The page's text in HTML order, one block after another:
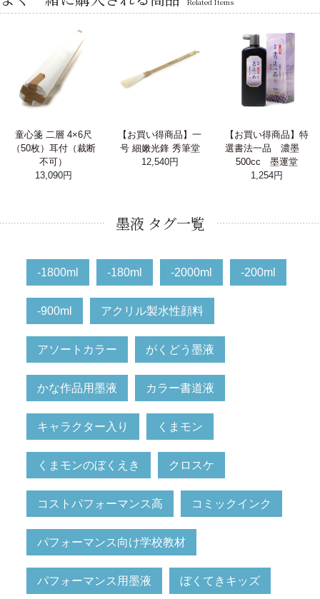
童心箋 二層 4×6尺
（50枚）耳付（裁断
不可）
13,090円
【お買い得商品】一
号 細嫩光鋒 秀筆堂
12,540円
【お買い得商品】特
選書法一品 濃墨
500cc 墨運堂
1,254円
墨液 タグ一覧
-1800ml -180ml -2000ml -200ml
-900ml アクリル製水性顔料
アソートカラー がくどう墨液
かな作品用墨液 カラー書道液
キャラクター入り くまモン
くまモンのぼくえき クロスケ
コストパフォーマンス高 コミックインク
パフォーマンス向け学校教材
パフォーマンス用墨液 ぼくてきキッズ